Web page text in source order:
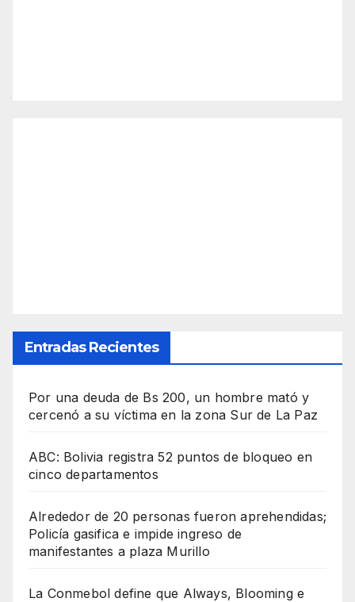
Entradas Recientes
Por una deuda de Bs 200, un hombre mató y
cercenó a su víctima en la zona Sur de La Paz
ABC: Bolivia registra 52 puntos de bloqueo en
cinco departamentos
Alrededor de 20 personas fueron aprehendidas;
Policía gasifica e impide ingreso de
manifestantes a plaza Murillo
La Conmebol define que Always, Blooming e